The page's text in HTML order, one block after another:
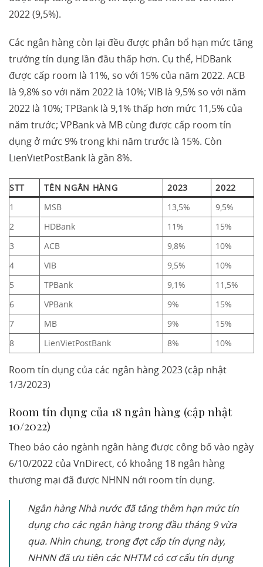
2022 (9,5%).
Các ngân hàng còn lại đều được phân bổ hạn mức tăng
trưởng tín dụng lần đầu thấp hơn. Cụ thể, HDBank
được cấp room là 11%, so với 15% của năm 2022. ACB
là 9,8% so với năm 2022 là 10%; VIB là 9,5% so với năm
2022 là 10%; TPBank là 9,1% thấp hơn mức 11,5% của
năm trước; VPBank và MB cùng được cấp room tín
dụng ở mức 9% trong khi năm trước là 15%. Còn
LienVietPostBank là gần 8%.
STT TÊN NGÂN HÀNG 2023
2022
1
MSB 13,5%
9,5%
2
HDBank 11%
15%
3
ACB 9,8%
10%
4
VIB 9,5%
10%
5
TPBank 9,1%
11,5%
6
VPBank 9%
15%
7
MB 9%
15%
8
LienVietPostBank 8% 10%
Room tín dụng của các ngân hàng 2023 (cập nhật
1/3/2023)
Room tín dụng của 18 ngân hàng (cập nhật
10/2022)
Theo báo cáo ngành ngân hàng được công bố vào ngày
6/10/2022 của VnDirect, có khoảng 18 ngân hàng
thương mại đã được NHNN nới room tín dụng.
Ngân hàng Nhà nước đã tăng thêm hạn mức tín
dụng cho các ngân hàng trong đầu tháng 9 vừa
qua. Nhìn chung, trong đợt cấp tín dụng này,
NHNN đã ưu tiên các NHTM có cơ cấu tín dụng